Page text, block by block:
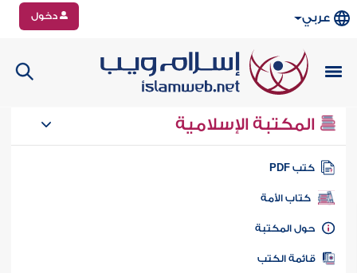
عربي دخول
المكتبة الإسلامية
كتب PDF
كتاب الأمة
المكتبة